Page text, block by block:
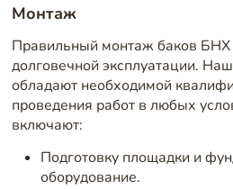
Монтаж
Правильный монтаж баков БНХ
долговечной эксплуатации.
обладают необходимой
проведения работ в любых
включают:
Подготовку площадки и
оборудование.